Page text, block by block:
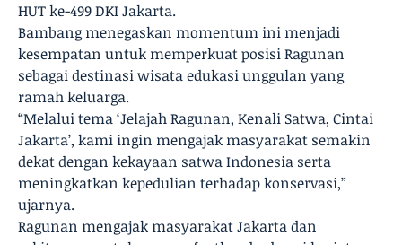
HUT ke-499 DKI Jakarta.
Bambang menegaskan momentum ini menjadi
kesempatan untuk memperkuat posisi Ragunan
sebagai destinasi wisata edukasi unggulan yang
ramah keluarga.
“Melalui tema ‘Jelajah Ragunan, Kenali Satwa, Cintai
Jakarta’, kami ingin mengajak masyarakat semakin
dekat dengan kekayaan satwa Indonesia serta
meningkatkan kepedulian terhadap konservasi,”
ujarnya.
Ragunan mengajak masyarakat Jakarta dan